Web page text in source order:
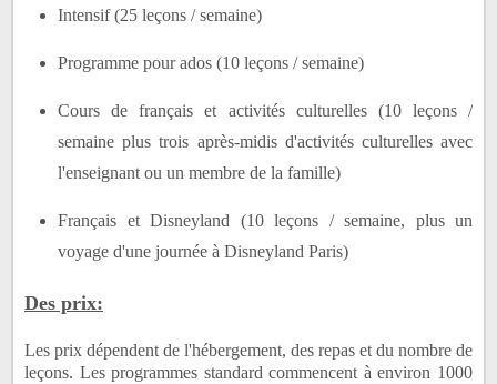
Intensif (25 leçons / semaine)
Programme pour ados (10 leçons / semaine)
Cours de français et activités culturelles (10 leçons /
semaine plus trois après-midis d'activités culturelles avec
l'enseignant ou un membre de la famille)
Français et Disneyland (10 leçons / semaine, plus un
voyage d'une journée à Disneyland Paris)
Des prix:
Les prix dépendent de l'hébergement, des repas et du nombre de
leçons. Les programmes standard commencent à environ 1000